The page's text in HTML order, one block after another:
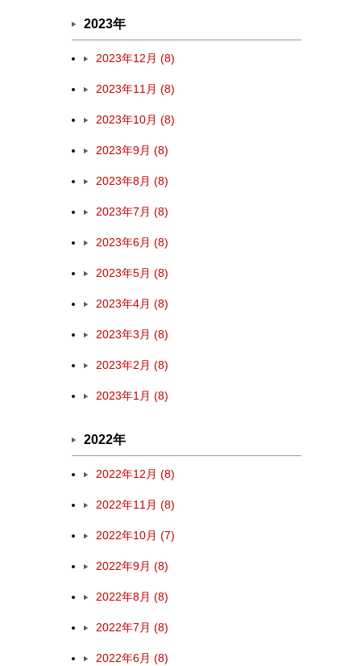
2023年
2023年12月 (8)
2023年11月 (8)
2023年10月 (8)
2023年9月 (8)
2023年8月 (8)
2023年7月 (8)
2023年6月 (8)
2023年5月 (8)
2023年4月 (8)
2023年3月 (8)
2023年2月 (8)
2023年1月 (8)
2022年
2022年12月 (8)
2022年11月 (8)
2022年10月 (7)
2022年9月 (8)
2022年8月 (8)
2022年7月 (8)
2022年6月 (8)